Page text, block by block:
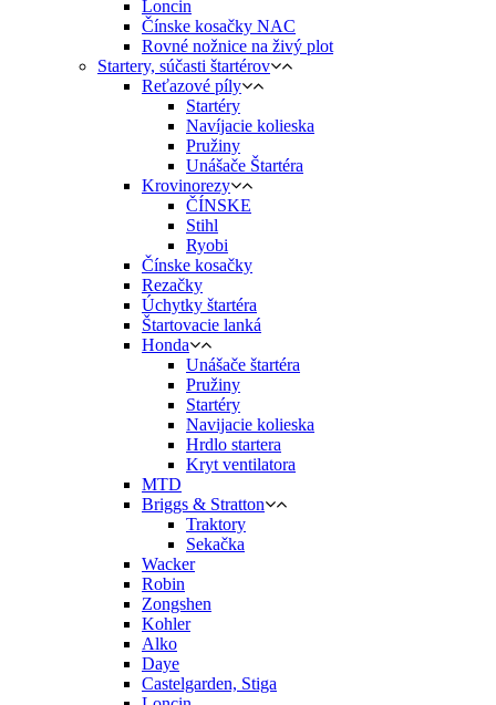
Loncin
Čínske kosačky NAC
Rovné nožnice na živý plot
Startery, súčasti štartérov
Reťazové píly
Startéry
Navíjacie kolieska
Pružiny
Unášače Štartéra
Krovinorezy
ČÍNSKE
Stihl
Ryobi
Čínske kosačky
Rezačky
Úchytky štartéra
Štartovacie lanká
Honda
Unášače štartéra
Pružiny
Startéry
Navijacie kolieska
Hrdlo startera
Kryt ventilatora
MTD
Briggs & Stratton
Traktory
Sekačka
Wacker
Robin
Zongshen
Kohler
Alko
Daye
Castelgarden, Stiga